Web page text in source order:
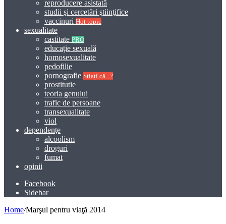
reproducere asistată
studii şi cercetări ştiinţifice
vaccinuri Hot topic
sexualitate
castitate PRO
educaţie sexuală
homosexualitate
pedofilie
pornografie Știați că...?
prostitutie
teoria genului
trafic de persoane
transexualitate
viol
dependenţe
alcoolism
droguri
fumat
opinii
Facebook
Sidebar
Home/Marşul pentru viaţă 2014